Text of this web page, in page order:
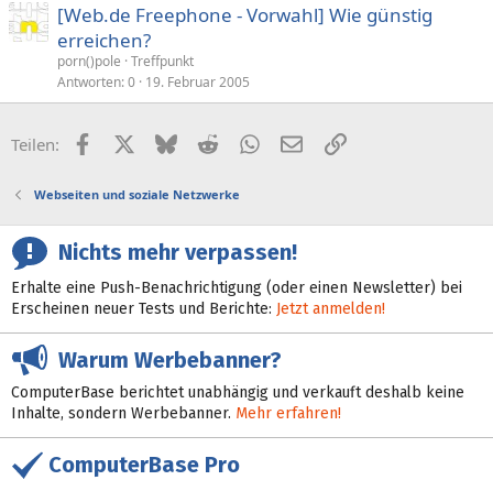
[Web.de Freephone - Vorwahl] Wie günstig
erreichen?
porn()pole Treffpunkt
Antworten 0 19. Februar 2005
Teilen: FacebookX (Twitter)
BlueskyRedditWhatsApp
E-MailLink
Webseiten und soziale Netzwerke
Nichts mehr verpassen!
Erhalte eine Push-Benachrichtigung (oder einen Newsletter) bei
Erscheinen neuer Tests und Berichte: Jetzt anmelden!
Warum Werbebanner?
ComputerBase berichtet unabhängig und verkauft deshalb keine
Inhalte, sondern Werbebanner. Mehr erfahren!
ComputerBase Pro